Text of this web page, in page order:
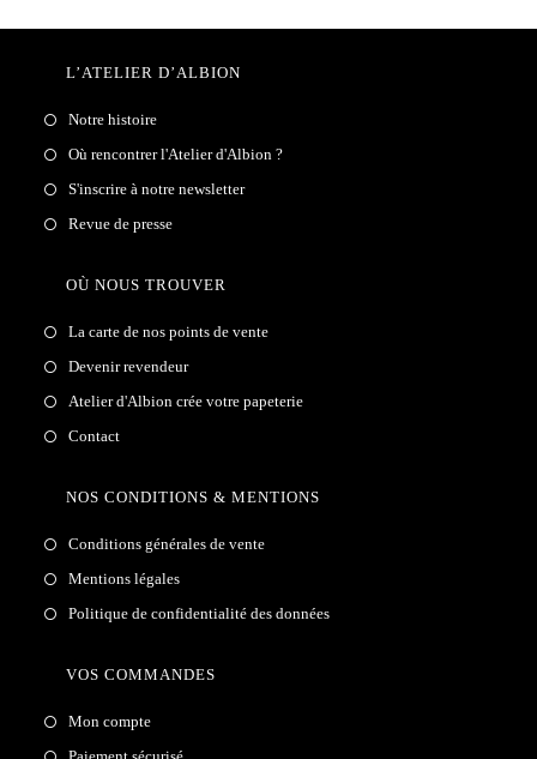
L’ATELIER D’ALBION
Notre histoire
Où rencontrer l'Atelier d'Albion ?
S'inscrire à notre newsletter
Revue de presse
OÙ NOUS TROUVER
La carte de nos points de vente
Devenir revendeur
Atelier d'Albion crée votre papeterie
Contact
NOS CONDITIONS & MENTIONS
Conditions générales de vente
Mentions légales
Politique de confidentialité des données
VOS COMMANDES
Mon compte